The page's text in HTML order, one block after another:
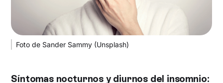
Foto de Sander Sammy (Unsplash)
Síntomas nocturnos y diurnos del insomnio: